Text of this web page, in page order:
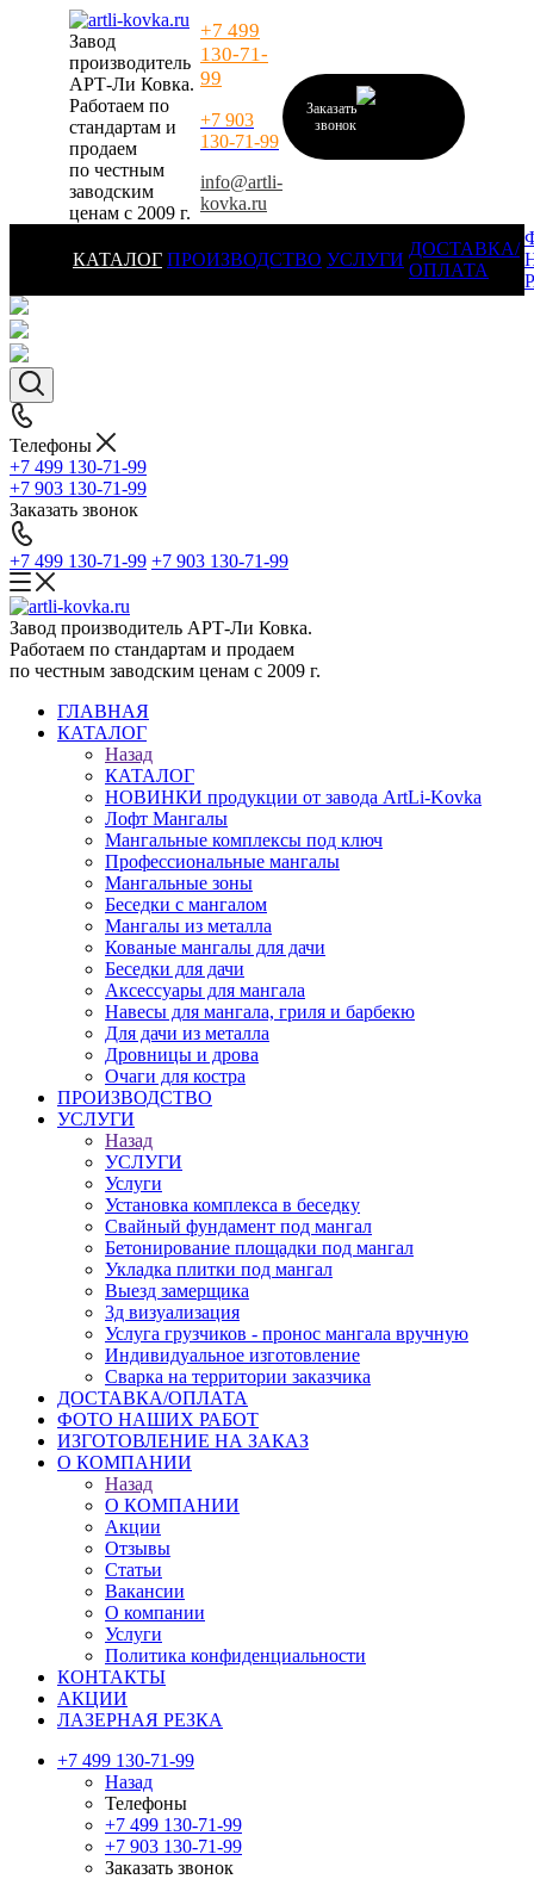
Завод
производитель
АРТ-Ли Ковка.
Работаем по
стандартам и
продаем
по честным
заводским
ценам с 2009 г.
+7 499
130-71-
99
+7 903
130-71-99
info@artli-
kovka.ru
Заказать
звонок
КАТАЛОГ ПРОИЗВОДСТВО УСЛУГИ
ДОСТАВКА/
ОПЛАТА
Телефоны
+7 499 130-71-99
+7 903 130-71-99
Заказать звонок
+7 499 130-71-99 +7 903 130-71-99
Завод производитель АРТ-Ли Ковка.
Работаем по стандартам и продаем
по честным заводским ценам с 2009 г.
ГЛАВНАЯ
КАТАЛОГ
Назад
КАТАЛОГ
НОВИНКИ продукции от завода ArtLi-Kovka
Лофт Мангалы
Мангальные комплексы под ключ
Профессиональные мангалы
Мангальные зоны
Беседки с мангалом
Мангалы из металла
Кованые мангалы для дачи
Беседки для дачи
Аксессуары для мангала
Навесы для мангала, гриля и барбекю
Для дачи из металла
Дровницы и дрова
Очаги для костра
ПРОИЗВОДСТВО
УСЛУГИ
Назад
УСЛУГИ
Услуги
Установка комплекса в беседку
Свайный фундамент под мангал
Бетонирование площадки под мангал
Укладка плитки под мангал
Выезд замерщика
3д визуализация
Услуга грузчиков - пронос мангала вручную
Индивидуальное изготовление
Сварка на территории заказчика
ДОСТАВКА/ОПЛАТА
ФОТО НАШИХ РАБОТ
ИЗГОТОВЛЕНИЕ НА ЗАКАЗ
О КОМПАНИИ
Назад
О КОМПАНИИ
Акции
Отзывы
Статьи
Вакансии
О компании
Услуги
Политика конфиденциальности
КОНТАКТЫ
АКЦИИ
ЛАЗЕРНАЯ РЕЗКА
+7 499 130-71-99
Назад
Телефоны
+7 499 130-71-99
+7 903 130-71-99
Заказать звонок